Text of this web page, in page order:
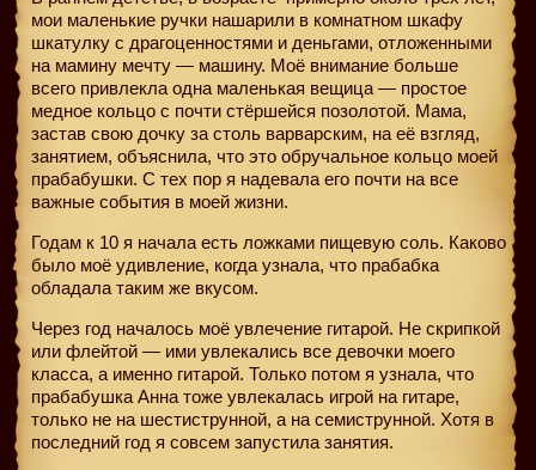
мои маленькие ручки нашарили в комнатном шкафу
шкатулку с драгоценностями и деньгами, отложенными
на мамину мечту — машину. Моё внимание больше
всего привлекла одна маленькая вещица — простое
медное кольцо с почти стёршейся позолотой. Мама,
застав свою дочку за столь варварским, на её взгляд,
занятием, объяснила, что это обручальное кольцо моей
прабабушки. С тех пор я надевала его почти на все
важные события в моей жизни.
Годам к 10 я начала есть ложками пищевую соль. Каково
было моё удивление, когда узнала, что прабабка
обладала таким же вкусом.
Через год началось моё увлечение гитарой. Не скрипкой
или флейтой — ими увлекались все девочки моего
класса, а именно гитарой. Только потом я узнала, что
прабабушка Анна тоже увлекалась игрой на гитаре,
только не на шестиструнной, а на семиструнной. Хотя в
последний год я совсем запустила занятия.